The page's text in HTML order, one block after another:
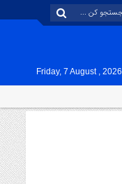
Friday, 7 August , 2026